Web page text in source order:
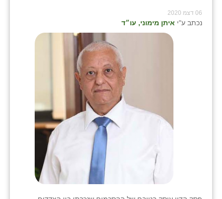
06 דצמ 2020
נכתב ע"י איתן מימוני, עו״ד